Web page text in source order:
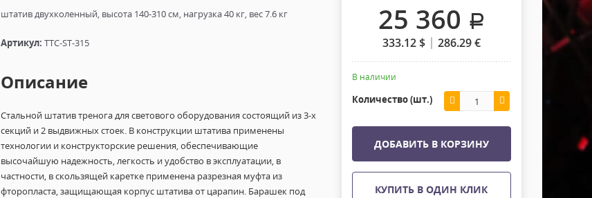
штатив двухколенный, высота 140-310 см, нагрузка 40 кг, вес 7.6 кг
Артикул: TTC-ST-315
Описание
Стальной штатив тренога для светового оборудования состоящий из 3-х
секций и 2 выдвижных стоек. В конструкции штатива применены
технологии и конструкторские решения, обеспечивающие
высочайшую надежность, легкость и удобство в эксплуатации, в
частности, в скользящей каретке применена разрезная муфта из
фторопласта, защищающая корпус штатива от царапин. Барашек под
25 360 .
333.12$ 286.29€
В наличии
Количество (шт.)
ДОБАВИТЬ В КОРЗИНУ
КУПИТЬ В ОДИН КЛИК